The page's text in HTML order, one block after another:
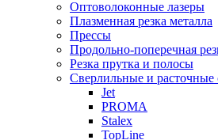
Оптоволоконные лазеры
Плазменная резка металла
Прессы
Продольно-поперечная
Резка прутка и полосы
Сверлильные и расточные
Jet
PROMA
Stalex
TopLine